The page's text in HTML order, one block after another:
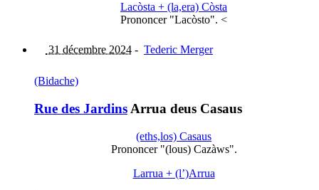
Lacòsta + (la,era) Còsta
Prononcer "Lacòsto". <
31 décembre 2024 - Tederic Merger
(Bidache)
Rue des Jardins Arrua deus Casaus
(eths,los) Casaus
Prononcer "(lous) Cazàws".
Larrua + (l’)Arrua